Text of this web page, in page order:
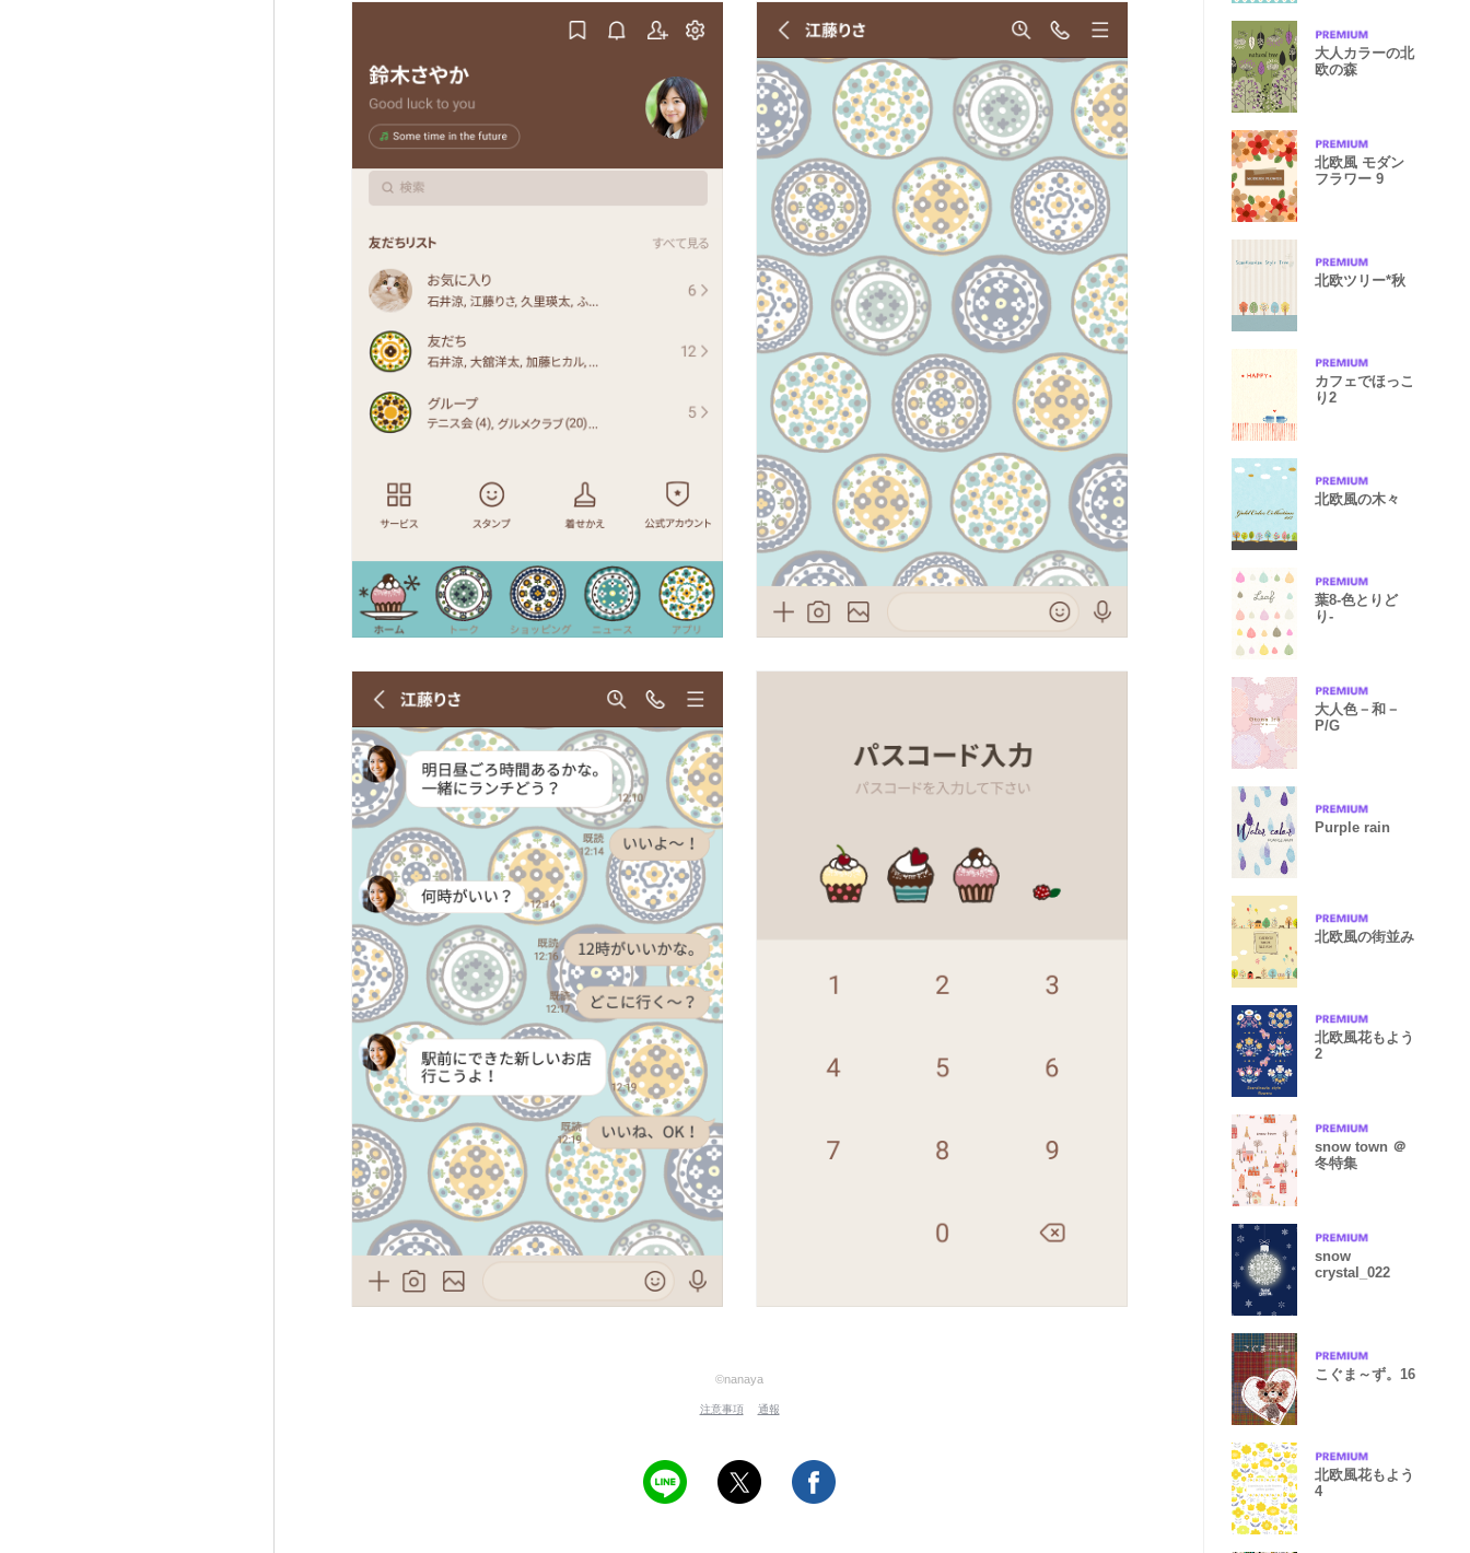
©nanaya
注意事項 通報
大人カラーの北
欧の森
北欧風 モダン
フラワー 9
北欧ツリー*秋
カフェでほっこ
り2
北欧風の木々
葉8-色とりど
り-
大人色－和－
P/G
Purple rain
北欧風の街並み
北欧風花もよう
2
snow town ＠
冬特集
snow
crystal_022
こぐま～ず。16
北欧風花もよう
4